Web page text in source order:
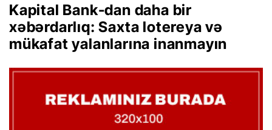
Kapital Bank-dan daha bir
xəbərdarlıq: Saxta lotereya və
mükafat yalanlarına inanmayın